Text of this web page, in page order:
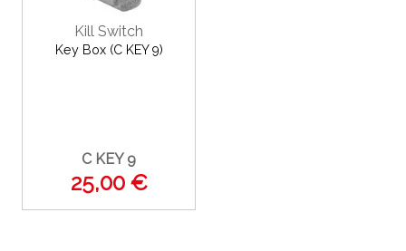
Kill Switch
Key Box (C KEY 9)
C KEY 9
25,00 €